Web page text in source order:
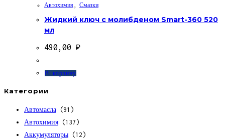
Автохимия Смазки
Жидкий ключ с молибденом Smart-360 520
мл
490,00 ₽
В корзину
Категории
Автомасла (91)
Автохимия (137)
Аккумуляторы (12)